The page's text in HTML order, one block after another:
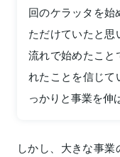
回のケラッタを始
ただけていたと
流れで始めたこと
れたことを信じて
っかりと事業を伸
しかし、大きな事